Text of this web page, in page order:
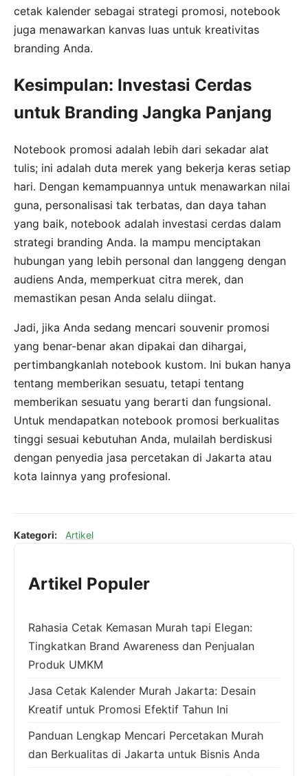
cetak kalender sebagai strategi promosi, notebook
juga menawarkan kanvas luas untuk kreativitas
branding Anda.
Kesimpulan: Investasi Cerdas
untuk Branding Jangka Panjang
Notebook promosi adalah lebih dari sekadar alat
tulis; ini adalah duta merek yang bekerja keras setiap
hari. Dengan kemampuannya untuk menawarkan nilai
guna, personalisasi tak terbatas, dan daya tahan
yang baik, notebook adalah investasi cerdas dalam
strategi branding Anda. Ia mampu menciptakan
hubungan yang lebih personal dan langgeng dengan
audiens Anda, memperkuat citra merek, dan
memastikan pesan Anda selalu diingat.
Jadi, jika Anda sedang mencari souvenir promosi
yang benar-benar akan dipakai dan dihargai,
pertimbangkanlah notebook kustom. Ini bukan hanya
tentang memberikan sesuatu, tetapi tentang
memberikan sesuatu yang berarti dan fungsional.
Untuk mendapatkan notebook promosi berkualitas
tinggi sesuai kebutuhan Anda, mulailah berdiskusi
dengan penyedia jasa percetakan di Jakarta atau
kota lainnya yang profesional.
Kategori: Artikel
Artikel Populer
Rahasia Cetak Kemasan Murah tapi Elegan:
Tingkatkan Brand Awareness dan Penjualan
Produk UMKM
Jasa Cetak Kalender Murah Jakarta: Desain
Kreatif untuk Promosi Efektif Tahun Ini
Panduan Lengkap Mencari Percetakan Murah
dan Berkualitas di Jakarta untuk Bisnis Anda